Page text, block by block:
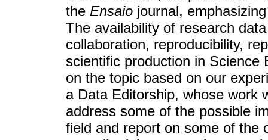
the Ensaio journal,
The availability of research
collaboration, reproducibility,
scientific production in
on the topic based on our
a Data Editorship, whose work
address some of the possible
field and report on some of the